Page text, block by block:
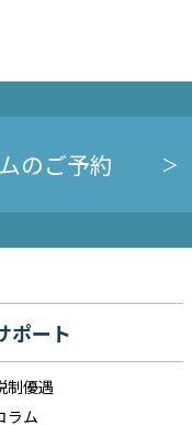
のご予約
ポート
制優遇
ラム